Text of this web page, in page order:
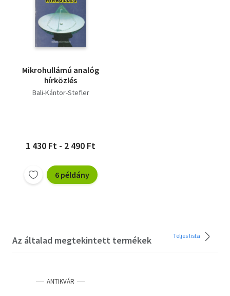
Mikrohullámú analóg
hírközlés
Bali-Kántor-Stefler
1 430 Ft - 2 490 Ft
6 példány
Az általad megtekintett termékek Teljes lista
ANTIKVÁR